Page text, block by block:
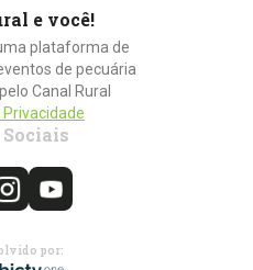
e você!
plataforma de
de pecuária
Canal Rural
Privacidade
Sociais
por: